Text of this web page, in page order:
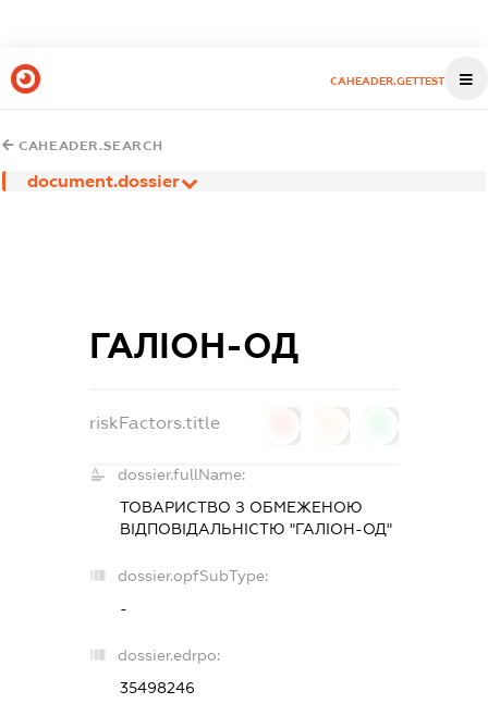
CAHEADER.GETTEST
CAHEADER.SEARCH
document.dossier
ГАЛІОН-ОД
riskFactors.title
dossier.fullName:
ТОВАРИСТВО З ОБМЕЖЕНОЮ
ВІДПОВІДАЛЬНІСТЮ "ГАЛІОН-ОД"
dossier.opfSubType:
-
dossier.edrpo:
35498246